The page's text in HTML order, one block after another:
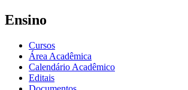
Ensino
Cursos
Área Acadêmica
Calendário Acadêmico
Editais